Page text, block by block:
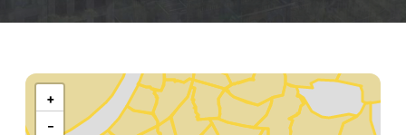
Kaart
Antwerpen
+
−